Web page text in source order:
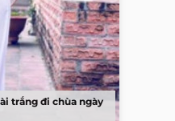
trắng đi chùa ngày